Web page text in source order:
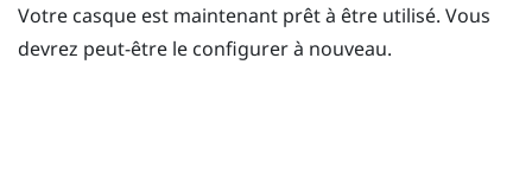
Votre casque est maintenant prêt à être utilisé. Vous
devrez peut-être le configurer à nouveau.